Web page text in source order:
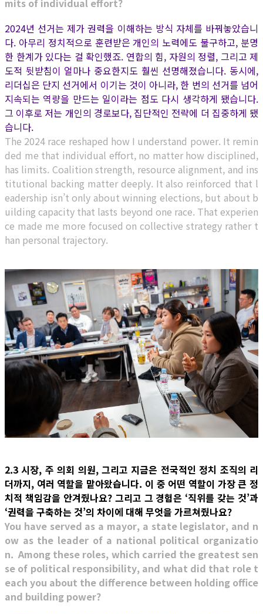
mits of individual effort?
2024년 선거는 제가 권력을 이해하는 방식 자체를 바꿔놓았습니
다. 아무리 정치적으로 훈련받은 개인의 노력에도 불구하고, 분명
한 한계가 있다는 걸 확인했죠. 연합의 힘, 자원의 정렬, 그리고 제
도적 뒷받침이 얼마나 중요한지도 훨씬 선명해졌습니다. 동시에,
리더십은 단지 선거에서 이기는 것이 아니라, 한 번의 선거를 넘어
지속되는 역량을 만드는 일이라는 점도 다시 생각하게 됐습니다.
그 이후로 저는 개인의 경로보다, 집단적인 전략에 더 집중하게 됐
습니다.
The 2024 race reshaped how I understand power. It remin
ded me that individual effort, no matter how disciplined,
has limits. Coalition strength, resource alignment, and ins
titutional backing matter deeply. It also reinforced that l
eadership isn’t only about winning elections, but about b
uilding capacity that lasts beyond one race. That experien
ce made me more focused on collective strategy rather t
han personal trajectory.
2.3 시장, 주 의회 의원, 그리고 지금은 전국적인 정치 조직의 리
더까지, 여러 역할을 맡아왔습니다. 이 중 어떤 역할이 가장 큰 정
치적 책임감을 안겨줬나요? 그리고 그 경험은 ‘직위를 갖는 것’과
‘권력을 구축하는 것’의 차이에 대해 무엇을 가르쳐줬나요?
You have served as a mayor, a state legislator, and n
ow as the leader of a national political organizatio
n. Among these roles, which carried the greatest sen
se of political responsibility, and what did that role t
each you about the difference between holding office
and building power?